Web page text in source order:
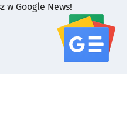
w Google News!
serwisu